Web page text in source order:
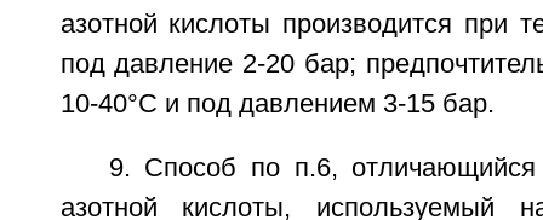
азотной кислоты производится при
под давление 2-20 бар;
10-40°С и под давлением 3-15 бар.
9. Способ по п.6,
азотной кислоты, используемый